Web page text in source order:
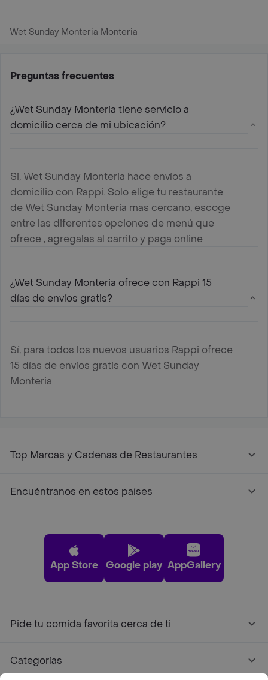
Wet Sunday Monteria Monteria
Preguntas frecuentes
¿Wet Sunday Monteria tiene servicio a
domicilio cerca de mi ubicación?
Si, Wet Sunday Monteria hace envíos a
domicilio con Rappi. Solo elige tu restaurante
de Wet Sunday Monteria mas cercano, escoge
entre las diferentes opciones de menú que
ofrece , agregalas al carrito y paga online
¿Wet Sunday Monteria ofrece con Rappi 15
días de envíos gratis?
Sí, para todos los nuevos usuarios Rappi ofrece
15 días de envíos gratis con Wet Sunday
Monteria
Top Marcas y Cadenas de Restaurantes
Encuéntranos en estos países
App Store Google play AppGallery
Pide tu comida favorita cerca de ti
Categorías